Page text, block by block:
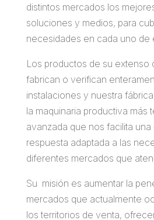
distintos mercados los
soluciones y medios, para
necesidades en cada uno de
Los productos de su extenso
fabrican o verifican
instalaciones y nuestra
la maquinaria productiva más
avanzada que nos facilita
respuesta adaptada a las
diferentes mercados que
Su misión es aumentar la
mercados que actualmente
los territorios de venta,